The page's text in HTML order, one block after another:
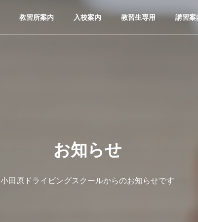
教習所案内 入校案内 教習生専用 講習案
お知らせ
小田原ドライビングスクールからのお知らせです